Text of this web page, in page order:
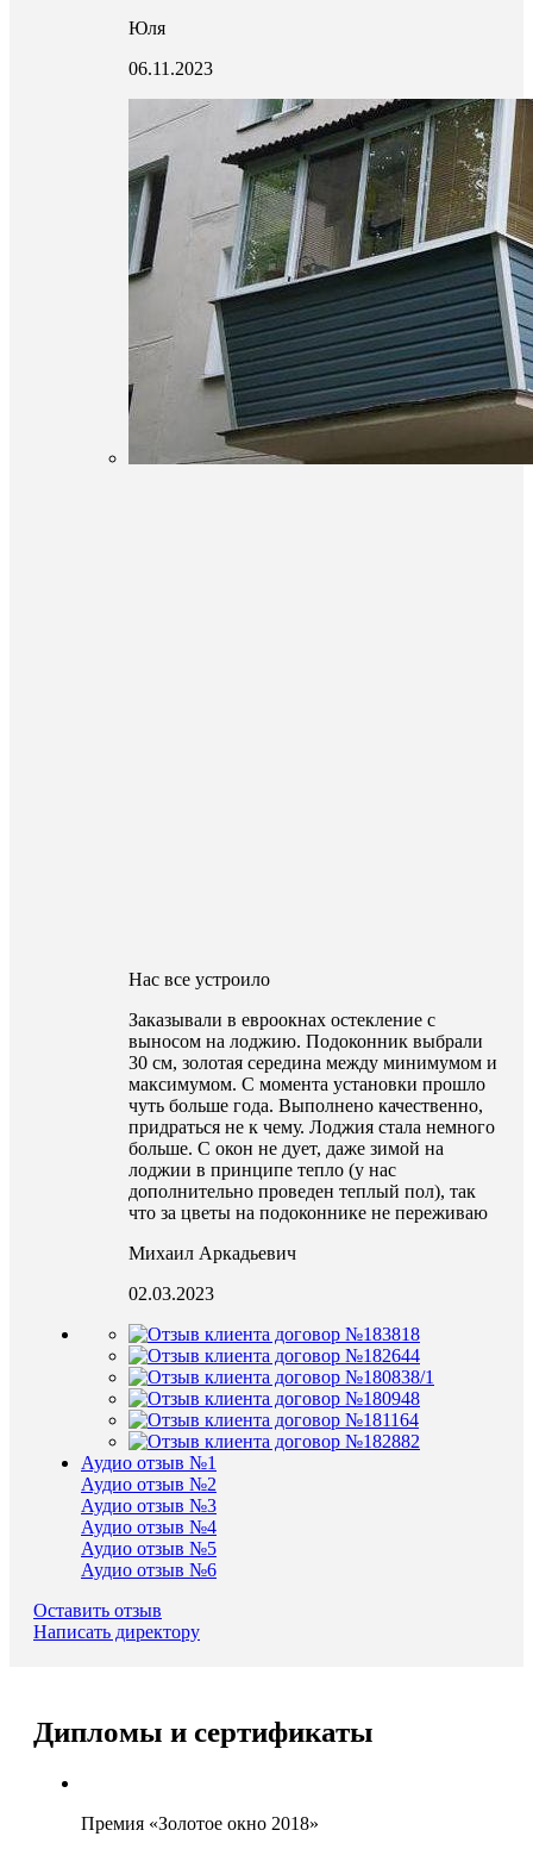
Юля
06.11.2023
Нас все устроило
Заказывали в евроокнах остекление с
выносом на лоджию. Подоконник выбрали
30 см, золотая середина между минимумом и
максимумом. С момента установки прошло
чуть больше года. Выполнено качественно,
придраться не к чему. Лоджия стала немного
больше. С окон не дует, даже зимой на
лоджии в принципе тепло (у нас
дополнительно проведен теплый пол), так
что за цветы на подоконнике не переживаю
Михаил Аркадьевич
02.03.2023
Аудио отзыв №1
Аудио отзыв №2
Аудио отзыв №3
Аудио отзыв №4
Аудио отзыв №5
Аудио отзыв №6
Оставить отзыв
Написать директору
Дипломы и сертификаты